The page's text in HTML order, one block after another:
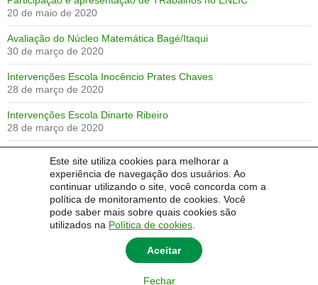
Este site utiliza cookies para melhorar a
experiência de navegação dos usuários. Ao
continuar utilizando o site, você concorda com a
política de monitoramento de cookies. Você
pode saber mais sobre quais cookies são
utilizados na Política de cookies
Aceitar
Fechar
20 de maio de 2020
Avaliação do Núcleo Matemática Bagé/Itaqui
30 de março de 2020
Intervenções Escola Inocêncio Prates Chaves
28 de março de 2020
Intervenções Escola Dinarte Ribeiro
28 de março de 2020
28 de março de 2020
Portfólio de Ana Lisiane Lopes da Silva
27 de março de 2020
© 2014 Universidade Federal do Pampa - UNIPAMPA